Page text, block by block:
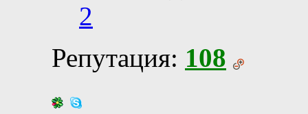
2
Репутация: 108